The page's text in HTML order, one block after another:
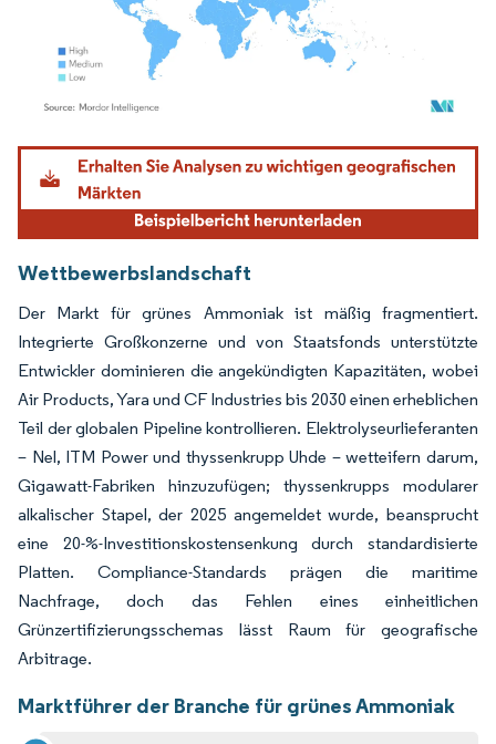
Bild © Mordor Intelligence. Wiederverwendung erfordert Namensnennung gemäß
Wettbewerbslandschaft
Der Markt für grünes Ammoniak ist mäßig fragmentiert.
Integrierte Großkonzerne und von Staatsfonds unterstützte
Entwickler dominieren die angekündigten Kapazitäten, wobei
Air Products, Yara und CF Industries bis 2030 einen erheblichen
Teil der globalen Pipeline kontrollieren. Elektrolyseurlieferanten
– Nel, ITM Power und thyssenkrupp Uhde – wetteifern darum,
Gigawatt-Fabriken hinzuzufügen; thyssenkrupps modularer
alkalischer Stapel, der 2025 angemeldet wurde, beansprucht
eine 20-%-Investitionskostensenkung durch standardisierte
Platten. Compliance-Standards prägen die maritime
Nachfrage, doch das Fehlen eines einheitlichen
Grünzertifizierungsschemas lässt Raum für geografische
Arbitrage.
Marktführer der Branche für grünes Ammoniak